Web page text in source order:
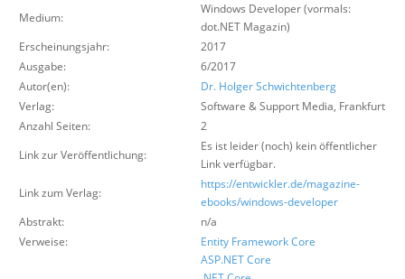
Medium:
Windows Developer (vormals:
dot.NET Magazin)
Erscheinungsjahr:
2017
Ausgabe:
6/2017
Autor(en):
Dr. Holger Schwichtenberg
Verlag:
Software & Support Media, Frankfurt
Anzahl Seiten:
2
Link zur Veröffentlichung:
Es ist leider (noch) kein öffentlicher
Link verfügbar.
Link zum Verlag:
https://entwickler.de/magazine-
ebooks/windows-developer
Abstrakt:
n/a
Verweise:
Entity Framework Core
ASP.NET Core